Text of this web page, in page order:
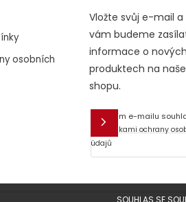
SOUHLAS SE
osobních
Vložte svůj e-mail
vám budeme
informace o nových
produktech na
shopu.
E-mail
Vložením e-mailu
podmínkami ochrany
údajů